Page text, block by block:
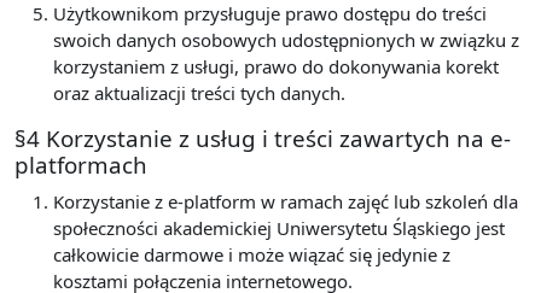
Użytkownikom przysługuje prawo dostępu do treści
swoich danych osobowych udostępnionych w związku z
korzystaniem z usługi, prawo do dokonywania korekt
oraz aktualizacji treści tych danych.
§4 Korzystanie z usług i treści zawartych na e-
platformach
Korzystanie z e-platform w ramach zajęć lub szkoleń dla
społeczności akademickiej Uniwersytetu Śląskiego jest
całkowicie darmowe i może wiązać się jedynie z
kosztami połączenia internetowego.